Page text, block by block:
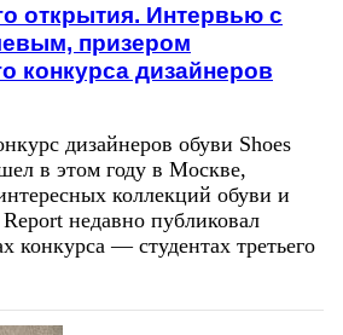
открытия. Интервью с
призером
конкурса дизайнеров
дизайнеров обуви Shoes
в этом году в Москве,
коллекций обуви и
Report недавно публиковал
конкурса — студентах третьего